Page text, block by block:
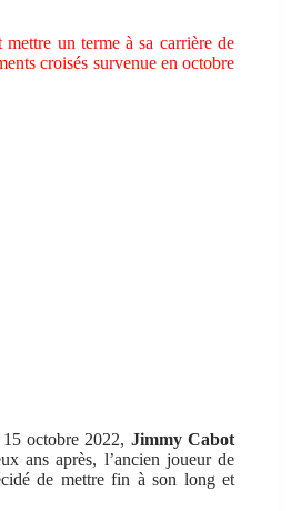
un terme à sa carrière de
croisés survenue en octobre
octobre 2022, Jimmy Cabot
ans après, l’ancien joueur de
de mettre fin à son long et